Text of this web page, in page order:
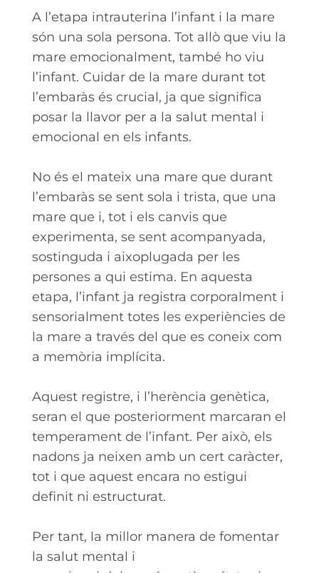
A l’etapa intrauterina l’infant i la mare
són una sola persona. Tot allò que viu la
mare emocionalment, també ho viu
l’infant. Cuidar de la mare durant tot
l’embaràs és crucial, ja que significa
posar la llavor per a la salut mental i
emocional en els infants.
No és el mateix una mare que durant
l’embaràs se sent sola i trista, que una
mare que i, tot i els canvis que
experimenta, se sent acompanyada,
sostinguda i aixoplugada per les
persones a qui estima. En aquesta
etapa, l’infant ja registra corporalment i
sensorialment totes les experiències de
la mare a través del que es coneix com
a memòria implícita.
Aquest registre, i l’herència genètica,
seran el que posteriorment marcaran el
temperament de l’infant. Per això, els
nadons ja neixen amb un cert caràcter,
tot i que aquest encara no estigui
definit ni estructurat.
Per tant, la millor manera de fomentar
la salut mental i